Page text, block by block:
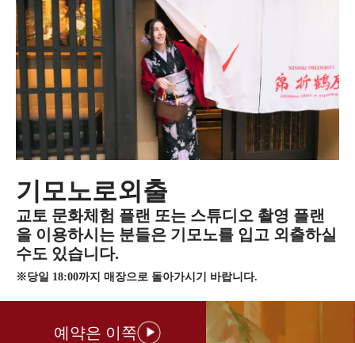
기모노로외출
교토 문화체험 플랜 또는 스튜디오 촬영 플랜
을 이용하시는 분들은 기모노를 입고 외출하실
수도 있습니다.
※당일 18:00까지 매장으로 돌아가시기 바랍니다.
예약은 이쪽